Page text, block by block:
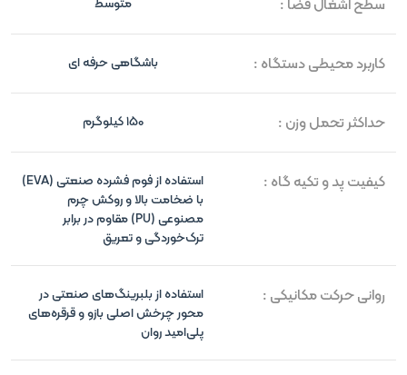
کاربرد محیطی دستگاه : باشگاهی حرفه ای
حداکثر تحمل وزن : 150 کیلوگرم
کیفیت پد و تکیه گاه :
استفاده از فوم فشرده صنعتی (EVA)
با ضخامت بالا و روکش چرم
مصنوعی (PU) مقاوم در برابر
ترک‌خوردگی و تعریق
روانی حرکت مکانیکی :
استفاده از بلبرینگ‌های صنعتی در
محور چرخش اصلی بازو و قرقره‌های
پلی‌امید روان